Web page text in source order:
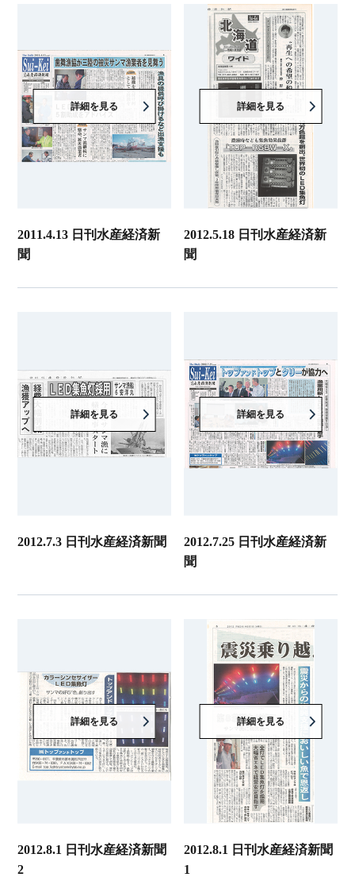
詳細を見る
2011.4.13 日刊水産経済新
聞
詳細を見る
2012.5.18 日刊水産経済新
聞
詳細を見る
2012.7.3 日刊水産経済新聞
詳細を見る
2012.7.25 日刊水産経済新
聞
詳細を見る
2012.8.1 日刊水産経済新聞
2
詳細を見る
2012.8.1 日刊水産経済新聞
1